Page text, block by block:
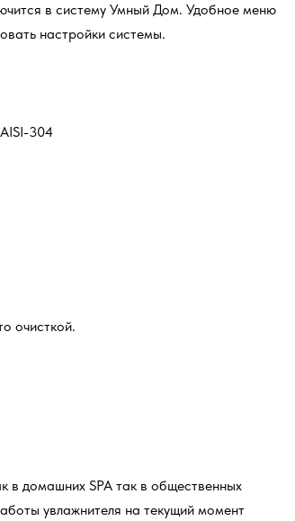
в систему Умный Дом. Удобное меню
настройки системы.
304
очисткой.
в домашних SPA так в общественных
увлажнителя на текущий момент